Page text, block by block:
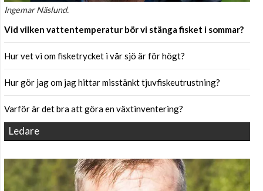
Ingemar Näslund.
Vid vilken vattentemperatur bör vi stänga fisket i sommar?
Hur vet vi om fisketrycket i vår sjö är för högt?
Hur gör jag om jag hittar misstänkt tjuvfiskeutrustning?
Varför är det bra att göra en växtinventering?
Ledare